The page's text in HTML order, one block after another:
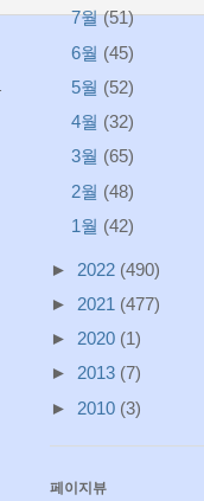
7월(51)
6월 (45)
5월 (52)
4월 (32)
3월 (65)
2월 (48)
1월 (42)
► 2022 (490)
► 2021 (477)
► 2020 (1)
► 2013 (7)
► 2010 (3)
페이지뷰